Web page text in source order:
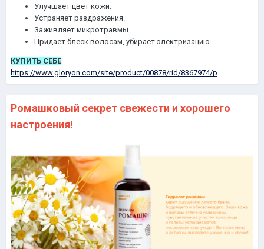
Улучшает цвет кожи.
Устраняет раздражения.
Заживляет микротравмы.
Придает блеск волосам, убирает электризацию.
КУПИТЬ СЕБЕ
https://www.gloryon.com/site/product/00878/rid/8367974/p
Ромашковый секрет свежести и хорошего
настроения!